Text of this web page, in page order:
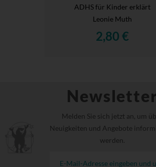
ADHS für Kinder erklärt
Leonie Muth
2,80 €
Newsletter
Melden Sie sich jetzt an, um
Neuigkeiten und Angebote
werden.